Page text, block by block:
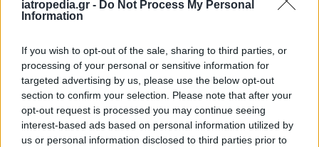
iatropedia.gr - Do Not Process My Personal
Information
If you wish to opt-out of the sale, sharing to third parties, or
processing of your personal or sensitive information for
targeted advertising by us, please use the below opt-out
section to confirm your selection. Please note that after your
opt-out request is processed you may continue seeing
interest-based ads based on personal information utilized by
us or personal information disclosed to third parties prior to
Ενημερωθείτε για την ύπαρξη Νοσοκομείου ή
τις διακοπές σας. Χρήσιμο είναι να έχετε μαζί
σας το τηλέφωνο του γιατρού σας. Μην ξεχάσετε
το ημερολόγιο αυτοελέγχου για να μπορείτε να
διατηρείτε και στις διακοπές σας την επαφή με
τον έλεγχο του διαβήτη σας.